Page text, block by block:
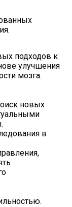
подходов к
улучшения
мозга.
новых
в